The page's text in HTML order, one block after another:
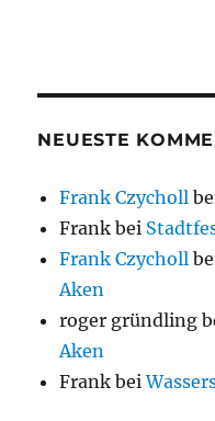
NEUESTE
Frank Czycholl
Frank bei
Frank Czycholl
Aken
roger gründling
Aken
Frank bei